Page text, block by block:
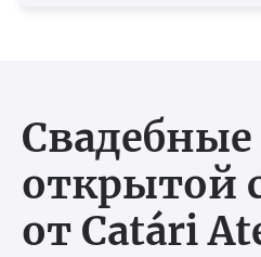
Свадебные
открытой
от Catári